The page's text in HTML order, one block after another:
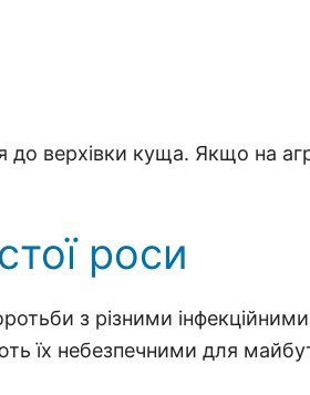
до верхівки куща. Якщо на
роси
з різними інфекційними
їх небезпечними для